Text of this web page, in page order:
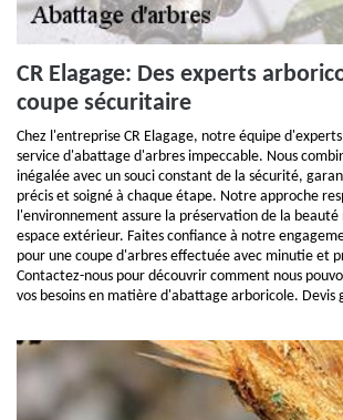
CR Elagage: Des experts
coupe sécuritaire
Chez l'entreprise CR Elagage, notre équipe
service d'abattage d'arbres impeccable. Nous
inégalée avec un souci constant de la sécurité,
précis et soigné à chaque étape. Notre approche
l'environnement assure la préservation de la
espace extérieur. Faites confiance à notre
pour une coupe d'arbres effectuée avec minutie et
Contactez-nous pour découvrir comment nous
vos besoins en matière d'abattage arboricole. Devis